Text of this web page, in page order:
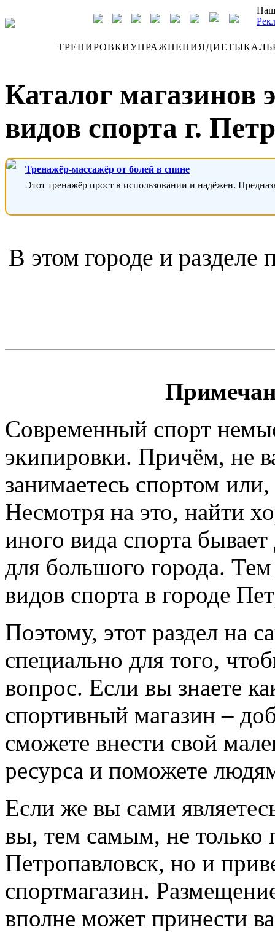
ТРЕНИРОВКИУПРАЖНЕНИЯДИЕТЫ
Каталог магазинов
видов спорта г.
Тренажёр-массажёр от болей в спине
Этот тренажёр прост в использовании и надёжен.
В этом городе и разделе
Современный спорт
экипировки. Причём, не
занимаетесь спортом
Несмотря на это, найти
иного вида спорта
для большого города.
видов спорта в городе
Поэтому, этот раздел на
специально для того,
вопрос. Если вы знаете
спортивный магазин –
сможете внести свой
ресурса и поможете
Если же вы сами
вы, тем самым, не только
Петропавловск, но и
спортмагазин.
вполне может принести